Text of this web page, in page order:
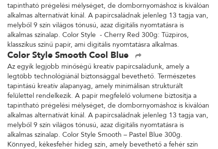
tapintható prégelési mélységet, de dombornyomáshoz is kiválóan
alkalmas alternatívát kínál. A papírcsaládnak jelenleg 13 tagja van,
melyből 9 szín világos tónusú, azaz digitális nyomtatásra is
alkalmas színalap. Color Style - Cherry Red 300g: Tűzpiros,
klasszikus színű papír, ami digitális nyomtatásra alkalmas.
Color Style Smooth Cool Blue
Az egyik legjobb minőségű kreatív papírcsaládunk, amely a
legtöbb technológiánál biztonsággal bevethető. Természetes
tapintású kreatív alapanyag, amely minimálisan strukturált
felülettel rendelkezik. A papír megfelelő volumene biztosítja a
tapintható prégelési mélységet, de dombornyomáshoz is kiválóan
alkalmas alternatívát kínál. A papírcsaládnak jelenleg 13 tagja van,
melyből 9 szín világos tónusú, azaz digitális nyomtatásra is
alkalmas színalap. Color Style Smooth – Pastel Blue 300g.
Könnyed, kékesfehér hideg szín, amely bevethető a fehér szín